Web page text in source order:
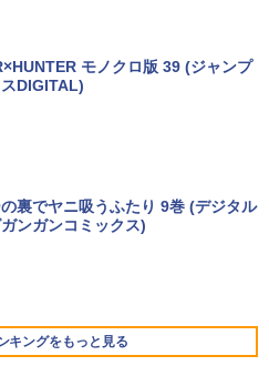
奏楽J−POP 好きすぎて滅！〔Gra
譚〜/ 20 【電子書籍】[ KAKER
アップグレード版】AOKIMI ワイヤ
ン bluetooth イヤホン V12 小型
す コードレス ENCノイズキャン
(Stadium ver.)
炭酸水 ラベルレス 500ml ×24本
ラ やかんの麦茶 from 爽健美茶 ラ
モノクロ版 39 (ジャンプ
DIGITAL)
裏でヤニ吸うふたり 9巻 (デジタル
ンガンコミックス)
キングをもっと見る